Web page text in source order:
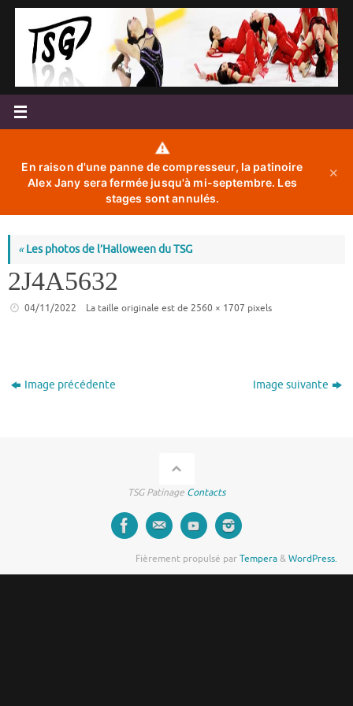
Passer
contenu
⚠️
En raison d'une panne de compresseur, la patinoire
Alex Jany sera fermée jusqu'à mi-septembre. Les
stages sont annulés.
✕
«Les photos de l’Halloween du TSG
2J4A5632
04/11/2022 La taille originale est de 2560 × 1707 pixels
Image précédente Image suivante
TSG Patinage Contacts
Fièrement propulsé parTempera&WordPress.